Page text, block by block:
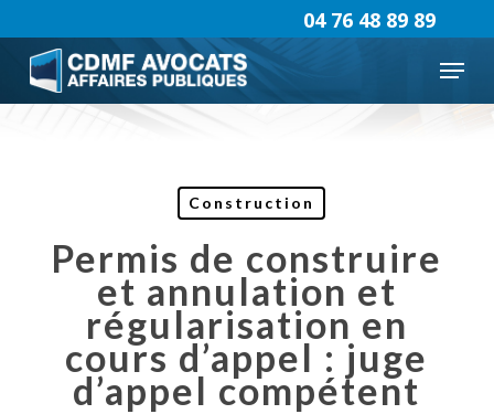
to
main
content
Menu
04 76 48 89 89
Construction
Permis de construire
et annulation et
régularisation en
cours d’appel : juge
d’appel compétent